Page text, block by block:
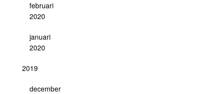
februari
2020
januari
2020
2019
december